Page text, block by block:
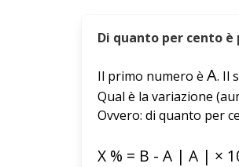
Di quanto per cento è
Il primo numero è A. Il
Qual è la variazione
Ovvero: di quanto per
X % = B - A | A | ×